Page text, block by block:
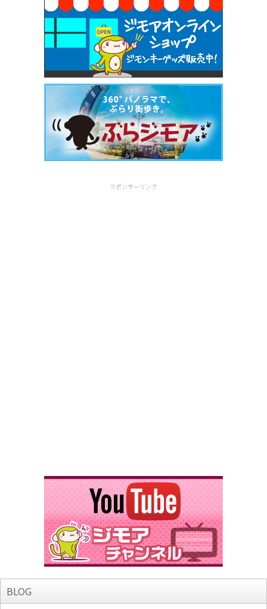
スポンサーリンク
BLOG